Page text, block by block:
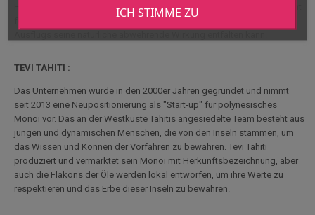
ICH STIMME ZU
Haut wieder weich wird. Tragen Sie es nach dem Duschen auf die leicht
TEVI TAHITI :
Das Unternehmen wurde in den 2000er Jahren gegründet und nimmt
seit 2013 eine Neupositionierung als "Start-up" für polynesisches
Monoi vor. Das an der Westküste Tahitis angesiedelte Team besteht aus
jungen und dynamischen Menschen, die von den Inseln stammen, um
das Wissen und Können der Vorfahren zu bewahren. Tevi Tahiti
produziert und vermarktet sein Monoi mit Herkunftsbezeichnung, aber
auch die Flakons der Öle werden lokal entworfen, um ihre Werte zu
respektieren und das Erbe dieser Inseln zu bewahren.